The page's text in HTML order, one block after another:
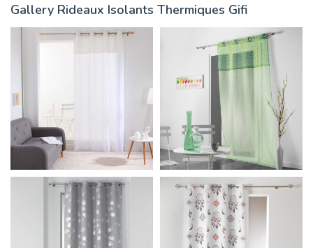
Gallery Rideaux Isolants Thermiques Gifi